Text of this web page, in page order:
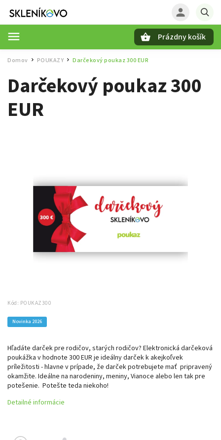
Prázdny košík
Domov POUKAZY / Darčekový poukaz 300 EUR
Darčekový poukaz 300
EUR
Kód: POUKAZ300
Novinka 2026
Hľadáte darček pre rodičov, starých rodičov? Elektronická darčeková
poukážka v hodnote 300 EUR je ideálny darček k akejkoľvek
príležitosti - hlavne v prípade, že darček potrebujete mať pripravený
okamžite. Ideálne na narodeniny, meniny, Vianoce alebo len tak pre
potešenie. Potešte teda niekoho!
Detailné informácie